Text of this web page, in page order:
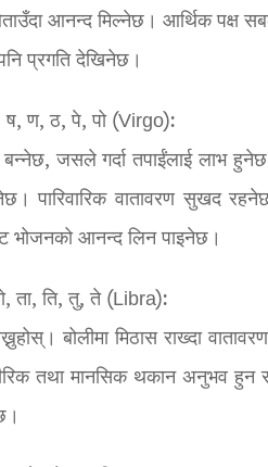
आनन्द मिल्नेछ। आर्थिक पक्ष
प्रगति देखिनेछ।
ष, ण, ठ, पे, पो (Virgo):
बन्नेछ, जसले गर्दा तपाईंलाई लाभ
पारिवारिक वातावरण सुखद
भोजनको आनन्द लिन पाइनेछ।
ता, ति, तु, ते (Libra):
बोलीमा मिठास राख्दा
तथा मानसिक थकान अनुभव हुन